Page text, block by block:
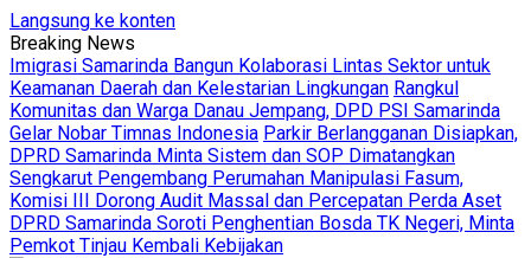
Langsung ke konten
Breaking News
Imigrasi Samarinda Bangun Kolaborasi Lintas Sektor untuk
Keamanan Daerah dan Kelestarian Lingkungan Rangkul
Komunitas dan Warga Danau Jempang, DPD PSI Samarinda
Gelar Nobar Timnas Indonesia Parkir Berlangganan Disiapkan,
DPRD Samarinda Minta Sistem dan SOP Dimatangkan
Sengkarut Pengembang Perumahan Manipulasi Fasum,
Komisi III Dorong Audit Massal dan Percepatan Perda Aset
DPRD Samarinda Soroti Penghentian Bosda TK Negeri, Minta
Pemkot Tinjau Kembali Kebijakan